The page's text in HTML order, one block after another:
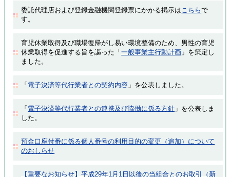
委託代理店および登録金融機関登録票にかかる掲示はこちらで
す。
育児休業取得及び職場復帰がし易い環境整備のため、男性の育児
休業取得を促進する旨を謳った「一般事業主行動計画 」を策定し
ました。
「 電子決済等代行業者との契約内容 」を公表しました。
「 電子決済等代行業者との連携及び協働に係る方針 」を公表しま
した。
預金口座付番に係る個人番号の利用目的の変更（追加）について
のおしらせ
【重要なお知らせ】平成29年1月1日以後の当組合とのお取引（新